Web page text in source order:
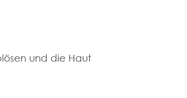
und die Haut